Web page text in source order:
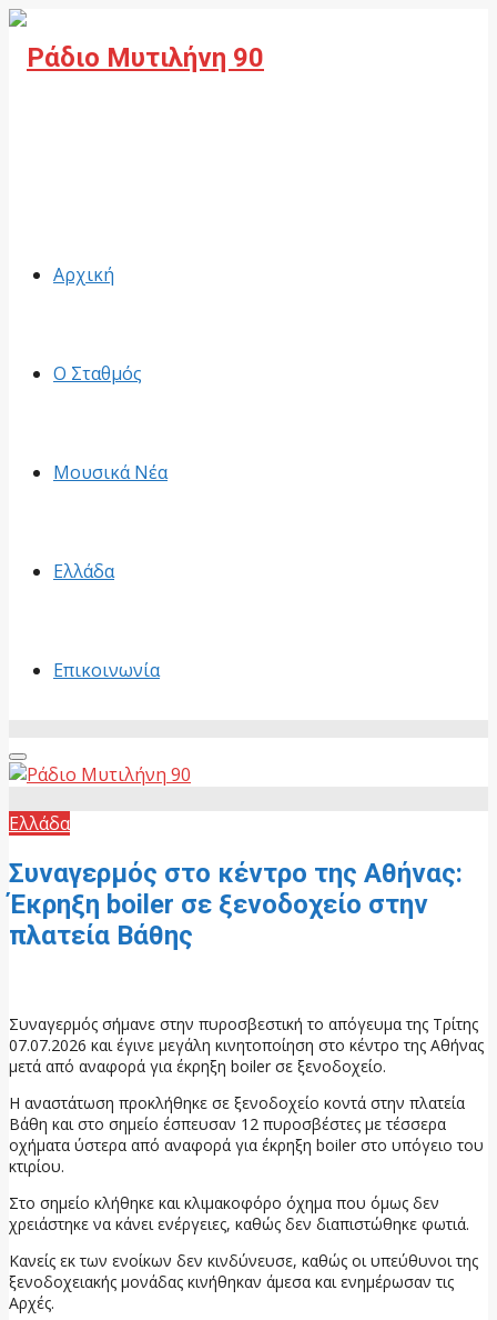
Αρχική
Ο Σταθμός
Μουσικά Νέα
Ελλάδα
Επικοινωνία
Primary
Menu
Ελλάδα
Συναγερμός στο κέντρο της Αθήνας:
Έκρηξη boiler σε ξενοδοχείο στην
πλατεία Βάθης
Συναγερμός σήμανε στην πυροσβεστική το απόγευμα της Τρίτης
07.07.2026 και έγινε μεγάλη κινητοποίηση στο κέντρο της Αθήνας
μετά από αναφορά για έκρηξη boiler σε ξενοδοχείο.
Η αναστάτωση προκλήθηκε σε ξενοδοχείο κοντά στην πλατεία
Βάθη και στο σημείο έσπευσαν 12 πυροσβέστες με τέσσερα
οχήματα ύστερα από αναφορά για έκρηξη boiler στο υπόγειο του
κτιρίου.
Στο σημείο κλήθηκε και κλιμακοφόρο όχημα που όμως δεν
χρειάστηκε να κάνει ενέργειες, καθώς δεν διαπιστώθηκε φωτιά.
Κανείς εκ των ενοίκων δεν κινδύνευσε, καθώς οι υπεύθυνοι της
ξενοδοχειακής μονάδας κινήθηκαν άμεσα και ενημέρωσαν τις
Αρχές.